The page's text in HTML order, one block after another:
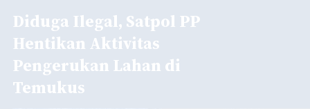
Diduga Ilegal, Satpol PP
Hentikan Aktivitas
Pengerukan Lahan di
Temukus